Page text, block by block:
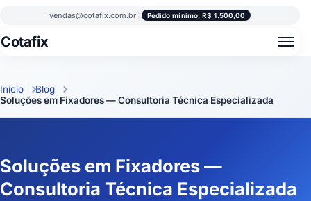
vendas@cotafix.com.br Pedido mínimo: R$ 1.500,00
Cotafix
Início
Blog
Soluções em Fixadores — Consultoria Técnica Especializada
Soluções em Fixadores —
Consultoria Técnica Especializada